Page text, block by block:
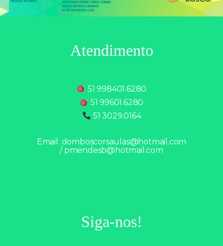
Atendimento
51 998401.6280
51 99601.6280
51 3029.0164
Email: domboscorsaulas@hotmail.com
/ pmendesb@hotmail.com
Siga-nos!